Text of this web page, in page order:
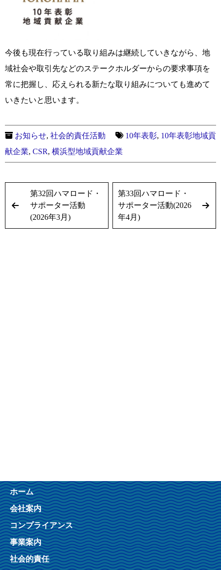
今後も現在行っている取り組みは継続していきながら、地
域社会や取引先などのステークホルダーからの要求事項を
常に把握し、応えられる新たな取り組みについても進めて
いきたいと思います。
お知らせ, 社会的責任活動 10年表彰, 10年表彰地域貢
献企業, CSR, 横浜型地域貢献企業
第32回ハマロード・
サポーター活動
(2026年3月)
第33回ハマロード・
サポーター活動(2026
年4月)
ホーム
会社案内
コンプライアンス
事業案内
社会的責任